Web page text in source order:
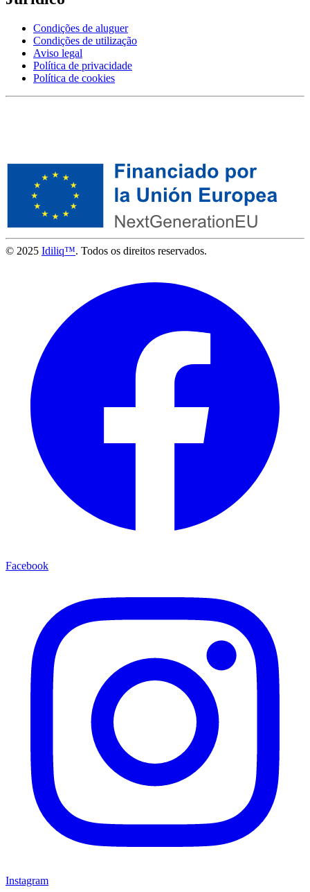
Condições de aluguer
Condições de utilização
Aviso legal
Política de privacidade
Política de cookies
© 2025 Idiliq™. Todos os direitos reservados.
Facebook
Instagram